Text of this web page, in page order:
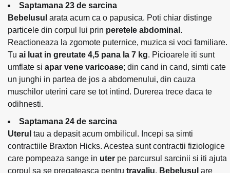
Saptamana 23 de sarcina
Bebelusul arata acum ca o papusica. Poti chiar distinge
particele din corpul lui prin peretele abdominal .
Reactioneaza la zgomote puternice, muzica si voci familiare.
Tu ai luat in greutate 4,5 pana la 7 kg. Picioarele iti sunt
umflate si apar vene varicoase; din cand in cand, simti cate
un junghi in partea de jos a abdomenului, din cauza
muschilor uterini care se tot intind. Durerea trece daca te
odihnesti.
Saptamana 24 de sarcina
Uterul tau a depasit acum ombilicul. Incepi sa simti
contractiile Braxton Hicks. Acestea sunt contractii fiziologice
care pompeaza sange in uter pe parcursul sarcinii si iti ajuta
corpul sa se pregateasca pentru travaliu. Bebelusul are